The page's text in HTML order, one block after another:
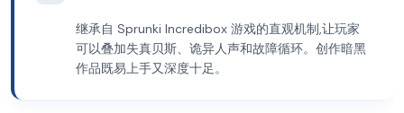
继承自 Sprunki Incredibox 游戏的直观机制,让玩家
可以叠加失真贝斯、诡异人声和故障循环。创作暗黑
作品既易上手又深度十足。